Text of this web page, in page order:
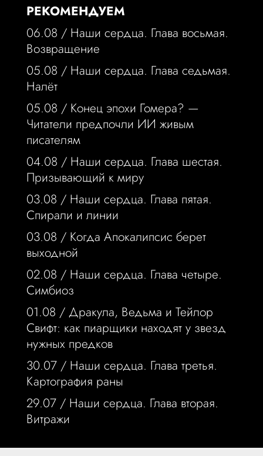
РЕКОМЕНДУЕМ
06.08 / Наши сердца. Глава восьмая.
Возвращение
05.08 / Наши сердца. Глава седьмая.
Налёт
05.08 / Конец эпохи Гомера? —
Читатели предпочли ИИ живым
писателям
04.08 / Наши сердца. Глава шестая.
Призывающий к миру
03.08 / Наши сердца. Глава пятая.
Спирали и линии
03.08 / Когда Апокалипсис берет
выходной
02.08 / Наши сердца. Глава четыре.
Симбиоз
01.08 / Дракула, Ведьма и Тейлор
Свифт: как пиарщики находят у звезд
нужных предков
30.07 / Наши сердца. Глава третья.
Картография раны
29.07 / Наши сердца. Глава вторая.
Витражи